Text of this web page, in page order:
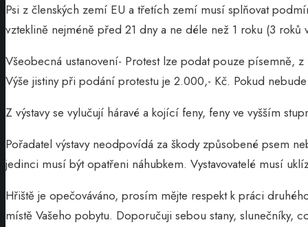
Psi z členských zemí EU a třetích zemí musí splňovat
vzteklině nejméně před 21 dny a ne déle než 1 roku (3
Všeobecná ustanovení- Protest lze podat pouze písemně,
Výše jistiny při podání protestu je 2.000,- Kč. Pokud
Z výstavy se vylučují háravé a kojící feny, feny ve vyšším
Pořadatel výstavy neodpovídá za škody způsobené psem
jedinci musí být opatřeni náhubkem. Vystavovatelé musí
Hřiště je opečováváno, prosím mějte respekt k práci
místě Vašeho pobytu. Doporučuji sebou stany, slunečníky,